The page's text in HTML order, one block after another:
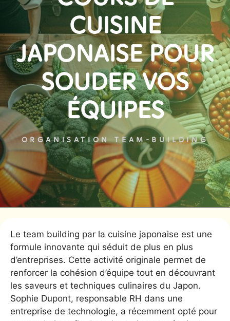
CUISINE
JAPONAISE POUR
SOUDER VOS
ÉQUIPES
ORGANISATION TEAM-BUILDING
Le team building par la cuisine japonaise est une
formule innovante qui séduit de plus en plus
d’entreprises. Cette activité originale permet de
renforcer la cohésion d’équipe tout en découvrant
les saveurs et techniques culinaires du Japon.
Sophie Dupont, responsable RH dans une
entreprise de technologie, a récemment opté pour